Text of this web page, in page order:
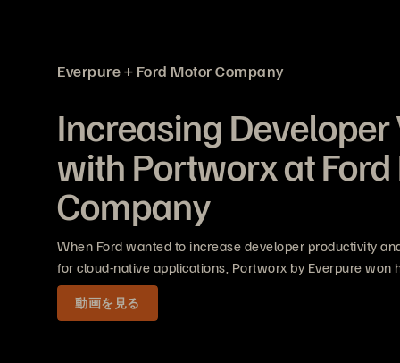
Everpure + Ford Motor Company
Increasing
with Portworx at
Company
When Ford wanted to increase developer productivity
for cloud-native applications, Portworx by Everpure won
動画を見る